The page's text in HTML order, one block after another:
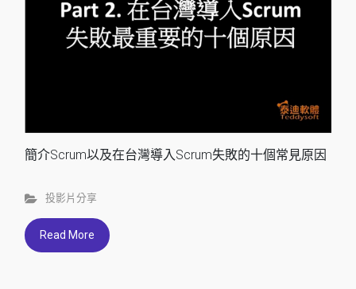
簡介Scrum以及在台灣導入Scrum失敗的十個常見原因
投影片分享
Read More